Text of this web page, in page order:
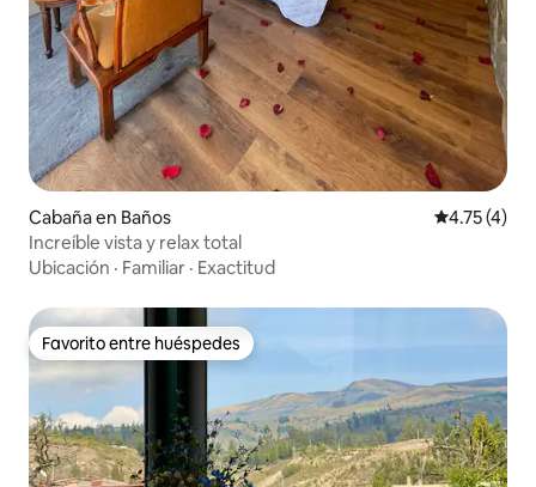
Cabaña en Baños Calificación
4.75 (4)
Increíble vista y relax total
Ubicación · Familiar · Exactitud
Favorito entre huéspedes
Favorito entre huéspedes